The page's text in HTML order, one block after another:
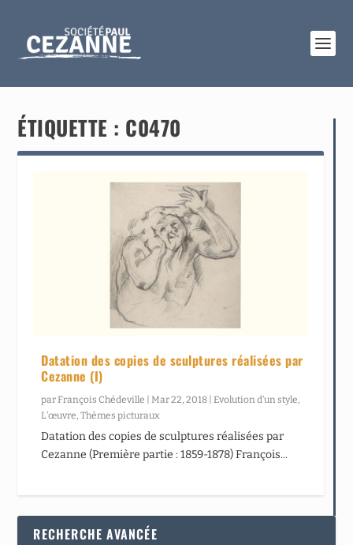
ÉTIQUETTE : C0470
Datation des copies de sculptures réalisées par
Cezanne (I)
par François Chédeville Mar 22, 2018 Evolution d’un style
L’œuvre ,Thèmes picturaux
Datation des copies de sculptures réalisées par
Cezanne (Première partie : 1859-1878) François...
RECHERCHE AVANCÉE